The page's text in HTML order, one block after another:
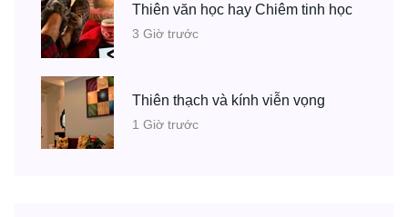
Thiên văn học hay Chiêm tinh học
3 Giờ trước
Thiên thạch và kính viễn vọng
1 Giờ trước